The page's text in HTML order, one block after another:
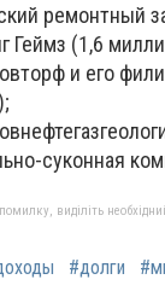
ремонтный
Геймз (1,6
и его
суконная
виділіть
#долги